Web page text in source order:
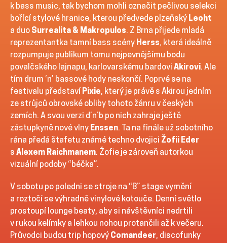
k bass music, tak bychom mohli označit pečlivou selekci
bořící stylové hranice, kterou předvede plzeňský Leoht
a duo Surrealita & Makropulos. Z Brna přijede mladá
reprezentantka tamní bass scény Herss, která ideálně
rozpumpuje publikum tomu nejpevnějšímu bodu
povalčského lajnapu, karlovarskému bardovi Akirovi. Ale
tím drum ‘n’ bassové hody neskončí. Poprvé se na
festivalu představí Pixie, který je právě s Akirou jedním
ze strůjců obrovské obliby tohoto žánru v českých
zemích. A svou verzi d’n’b po nich zahraje ještě
zástupkyně nové vlny Enssen. Ta na finále už sobotního
rána předá štafetu známé techno dvojici Žofii Eder
s Alexem Raichmanem. Žofie je zároveň autorkou
vizuální podoby “béčka”.
V sobotu po poledni se stroje na “B” stage vymění
a roztočí se výhradně vinylové kotouče. Denní světlo
prostoupí lounge beaty, aby si návštěvníci nedrtili
v rukou kelímky a lehkou nohou protančili až k večeru.
Průvodci budou trip hopový Comandeer, discofunky